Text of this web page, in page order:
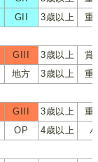
GII 3歳以上 重
GIII 3歳以上
賞
地方 3歳以上 重
GIII 3歳以上
重
OP 4歳以上